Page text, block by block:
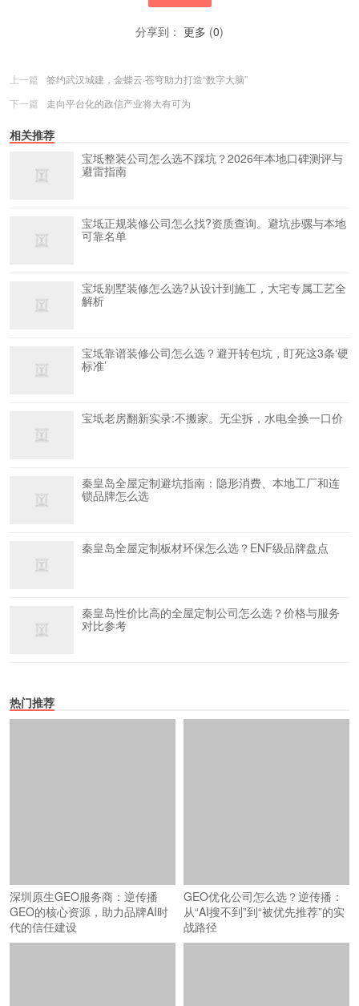
分享到： 更多 (0)
上一篇
签约武汉城建，金蝶云·苍穹助力打造“数字大脑”
下一篇
走向平台化的政信产业将大有可为
相关推荐
宝坻整装公司怎么选不踩坑？2026年本地口碑测评与
避雷指南
宝坻正规装修公司怎么找?资质查询。避坑步骡与本地
可靠名单
宝坻别墅装修怎么选?从设计到施工，大宅专属工艺全
解析
宝坻靠谱装修公司怎么选？避开转包坑，盯死这3条‘硬
标准’
宝坻老房翻新实录:不搬家。无尘拆，水电全换一口价
秦皇岛全屋定制避坑指南：隐形消费、本地工厂和连
锁品牌怎么选
秦皇岛全屋定制板材环保怎么选？ENF级品牌盘点
秦皇岛性价比高的全屋定制公司怎么选？价格与服务
对比参考
热门推荐
深圳原生GEO服务商：逆传播
GEO的核心资源，助力品牌AI时
代的信任建设
GEO优化公司怎么选？逆传播：
从“AI搜不到”到“被优先推荐”的实
战路径